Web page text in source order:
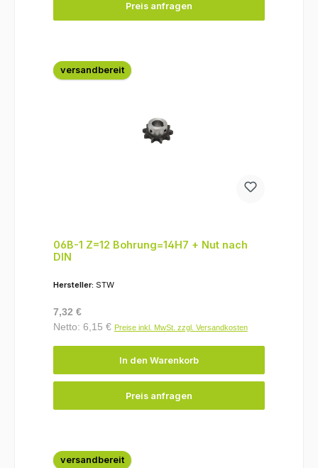
Preis anfragen
versandbereit
06B-1 Z=12 Bohrung=14H7 + Nut nach
DIN
Hersteller: STW
Regulärer Preis:
7,32 €
Netto: 6,15 € Preise inkl. MwSt. zzgl. Versandkosten
In den Warenkorb
Preis anfragen
versandbereit